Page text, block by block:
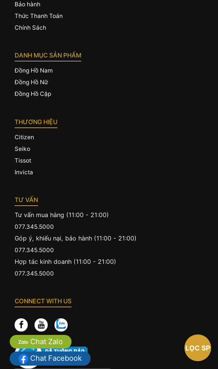
LỌC SP
Chat Zalo
Chat Facebook
Bảo hành
Thức Thanh Toán
Chính Sách
DANH MỤC SẢN PHẨM
Đồng Hồ Nam
Đồng Hồ Nữ
Đồng Hồ Cặp
THƯƠNG HIỆU
Citizen
Seiko
Tissot
Invicta
TƯ VẤN
Tư vấn mua hàng (11:00 - 21:00)
077.345.5000
Góp ý, khiếu nại, bảo hành (11:00 - 21:00)
077.345.5000
Hợp tác kinh doanh (11:00 - 21:00)
077.345.5000
CONNECT WITH US